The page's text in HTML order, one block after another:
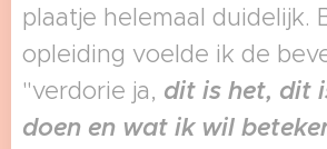
plaatje helemaal duidelijk.
opleiding voelde ik de
"verdorie ja, dit is het, dit
doen en wat ik wil